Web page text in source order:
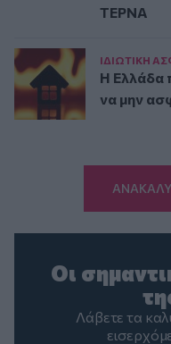
ΤΕΡΝΑ
ΙΔΙΩΤΙΚΗ
Η Ελλάδα
να μην
Οι
Λάβετε τα